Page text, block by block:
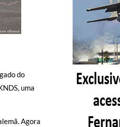
do
uma
Agora